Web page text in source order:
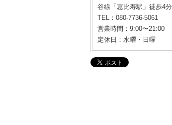
谷線「恵比寿駅」徒歩4分
TEL：080-7736-5061
営業時間：9:00〜21:00
定休日：水曜・日曜